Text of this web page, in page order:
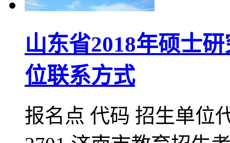
山东省2018年硕士
位联系方式
报名点 代码 招生单位